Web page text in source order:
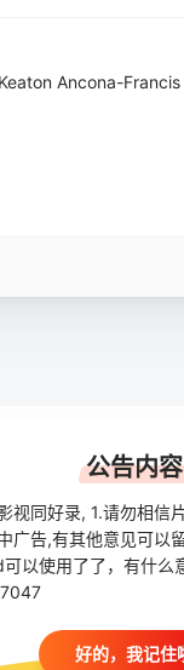
Keaton Ancona-Francis
公告内容
视同好录, 1.请勿相信
广告,有其他意见可以
以使用了了，有什么
好的，我记住